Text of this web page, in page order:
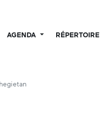
AGENDA RÉPERTOIRE